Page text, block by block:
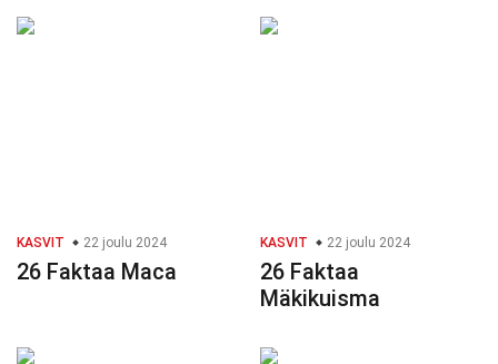
KASVIT 22 joulu 2024
26 Faktaa Maca
KASVIT 22 joulu 2024
26 Faktaa
Mäkikuisma